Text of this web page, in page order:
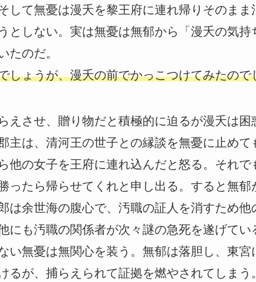
して無憂は漫夭を黎王府に連れ帰りそのまま
としない。実は無憂は無郁から「漫夭の気持
たのだ。
しょうが、漫夭の前でかっこつけてみたので
えさせ、贈り物だと積極的に迫るが漫夭は困
主は、清河王の世子との縁談を無憂に止めて
他の女子を王府に連れ込んだと怒る。それで
ったら帰らせてくれと申し出る。すると無郁
は余世海の腹心で、汚職の証人を消すため他
にも汚職の関係者が次々謎の急死を遂げてい
い無憂は無関心を装う。無郁は落胆し、東宮
るが、捕らえられて証拠を燃やされてしまう。